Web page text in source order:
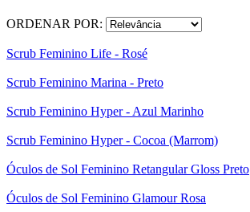
ORDENAR POR:
Scrub Feminino Life - Rosé
Scrub Feminino Marina - Preto
Scrub Feminino Hyper - Azul Marinho
Scrub Feminino Hyper - Cocoa (Marrom)
Óculos de Sol Feminino Retangular Gloss Preto
Óculos de Sol Feminino Glamour Rosa